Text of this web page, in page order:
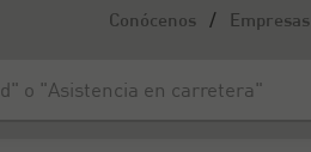
Conócenos / Empresas
el mapa del RACE